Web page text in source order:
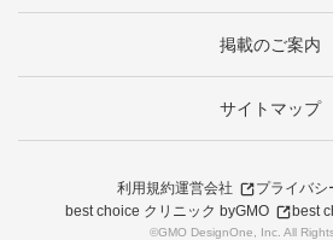
掲載のご案内
サイトマップ
利用規約運営会社
プライバシ
best choice クリニック byGMO
best
©GMO DesignOne, Inc. All